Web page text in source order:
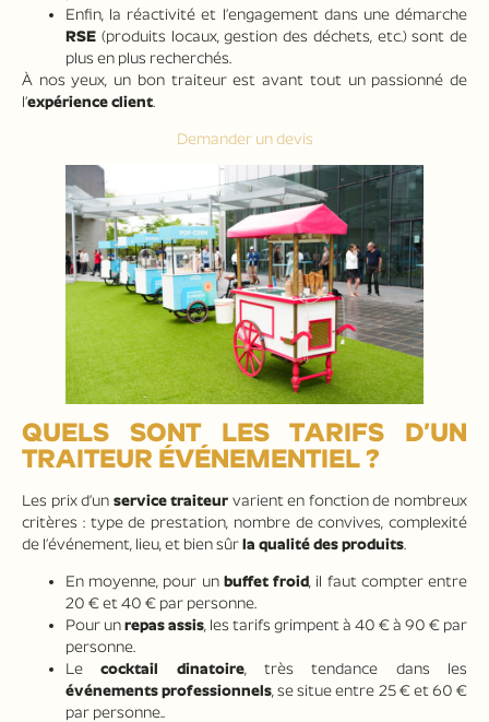
Enfin, la réactivité et l’engagement dans une démarche
RSE (produits locaux, gestion des déchets, etc.) sont de
plus en plus recherchés.
À nos yeux, un bon traiteur est avant tout un passionné de
l’expérience client
Demander un devis
QUELS SONT LES TARIFS D’UN
TRAITEUR ÉVÉNEMENTIEL ?
Les prix d’un service traiteur varient en fonction de nombreux
critères : type de prestation, nombre de convives, complexité
de l’événement, lieu, et bien sûrla qualité des produits
En moyenne, pour un buffet froid, il faut compter entre
20 € et 40 € par personne.
Pour unrepas assis, les tarifs grimpent à 40 € à 90 € par
personne.
Lecocktail dinatoire, très tendance dans les
événements professionnels, se situe entre 25 € et 60 €
par personne..